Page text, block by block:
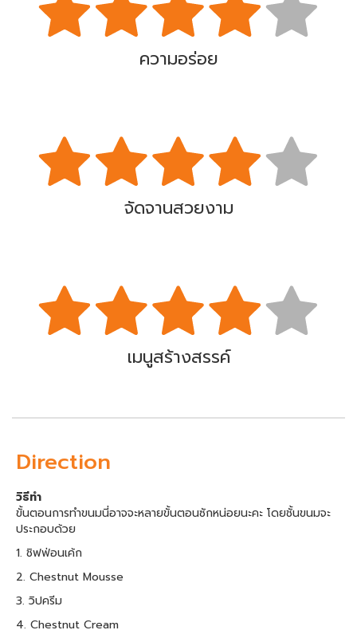
ความอร่อย
จัดจานสวยงาม
เมนูสร้างสรรค์
Direction
วิธีทำ
ขั้นตอนการทำขนมนี่อาจจะหลายขั้นตอนซักหน่อยนะคะ โดยชั้นขนมจะ
ประกอบด้วย
1. ชิฟฟ่อนเค้ก
2. Chestnut Mousse
3. วิปครีม
4. Chestnut Cream